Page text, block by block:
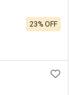
23% OFF